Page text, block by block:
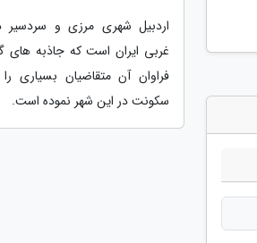
اردبیل شهری مرزی و سردسیر
غربی ایران است که جاذبه های
فراوان آن متقاضیان بسیاری
سکونت در این شهر نموده است.